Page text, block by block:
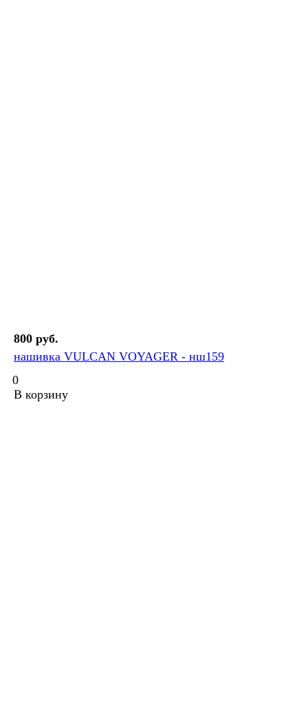
800 руб.
нашивка VULCAN VOYAGER - нш159
0
В корзину